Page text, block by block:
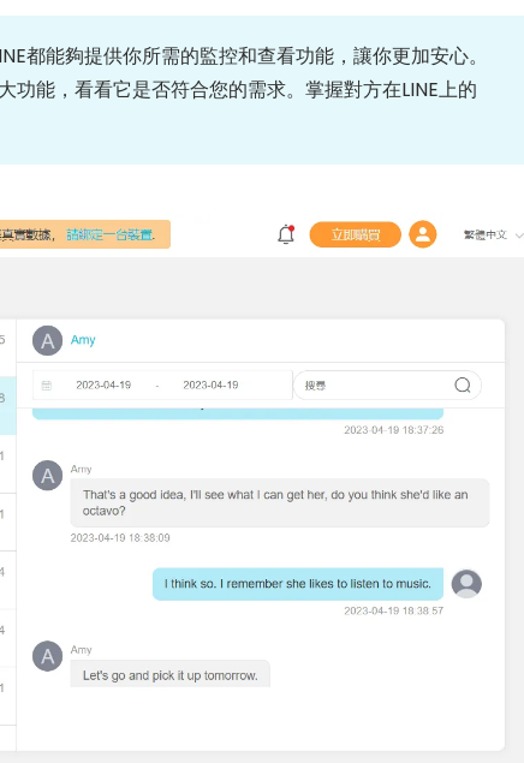
都能夠提供你所需的監控和查看功能，讓你更加安心。
功能，看看它是否符合您的需求。掌握對方在LINE上的